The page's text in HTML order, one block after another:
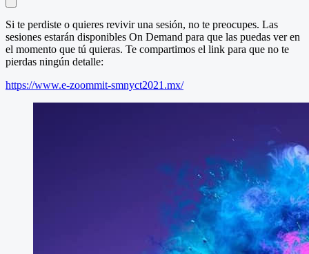
Si te perdiste o quieres revivir una sesión, no te preocupes. Las
sesiones estarán disponibles On Demand para que las puedas ver en
el momento que tú quieras. Te compartimos el link para que no te
pierdas ningún detalle:
https://www.e-zoommit-smnyct2021.mx/